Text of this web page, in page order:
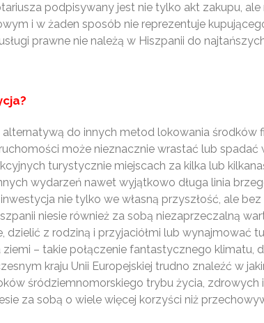
podpisywany jest nie tylko akt zakupu,
i w żaden sposób nie reprezentuje
prawne nie należą w Hiszpanii do
do innych metod lokowania
może nieznacznie wrastać lub spadać
turystycznie miejscach za kilka lub
wydarzeń nawet wyjątkowo długa linia
nie tylko we własną przyszłość, ale
niesie również za sobą niezaprzeczalną
z rodziną i przyjaciółmi lub wynajmować
– takie połączenie fantastycznego
kraju Unii Europejskiej trudno znaleźć w
śródziemnomorskiego trybu życia,
za sobą o wiele więcej korzyści niż